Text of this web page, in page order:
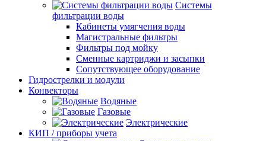
Системы
фильтрации воды
Кабинеты умягчения воды
Магистральные фильтры
Фильтры под мойку
Сменные картриджи и засыпки
Сопутствующее оборудование
Гидрострелки и модули
Конвекторы
Водяные
Газовые
Электрические
КИП / приборы учета